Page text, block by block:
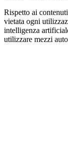
Rispetto ai
vietata ogni
intelligenza
utilizzare mezzi